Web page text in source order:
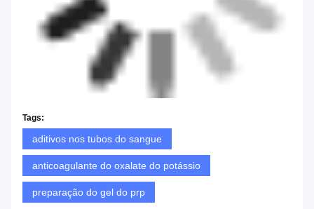
Tags:
aditivos nos tubos do sangue
anticoagulante do oxalate do potássio
preparação do gel do prp